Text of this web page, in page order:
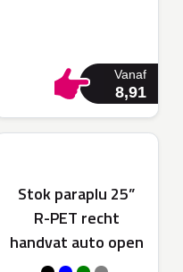
Vanaf
8,91
Stok paraplu 25”
R-PET recht
handvat auto open